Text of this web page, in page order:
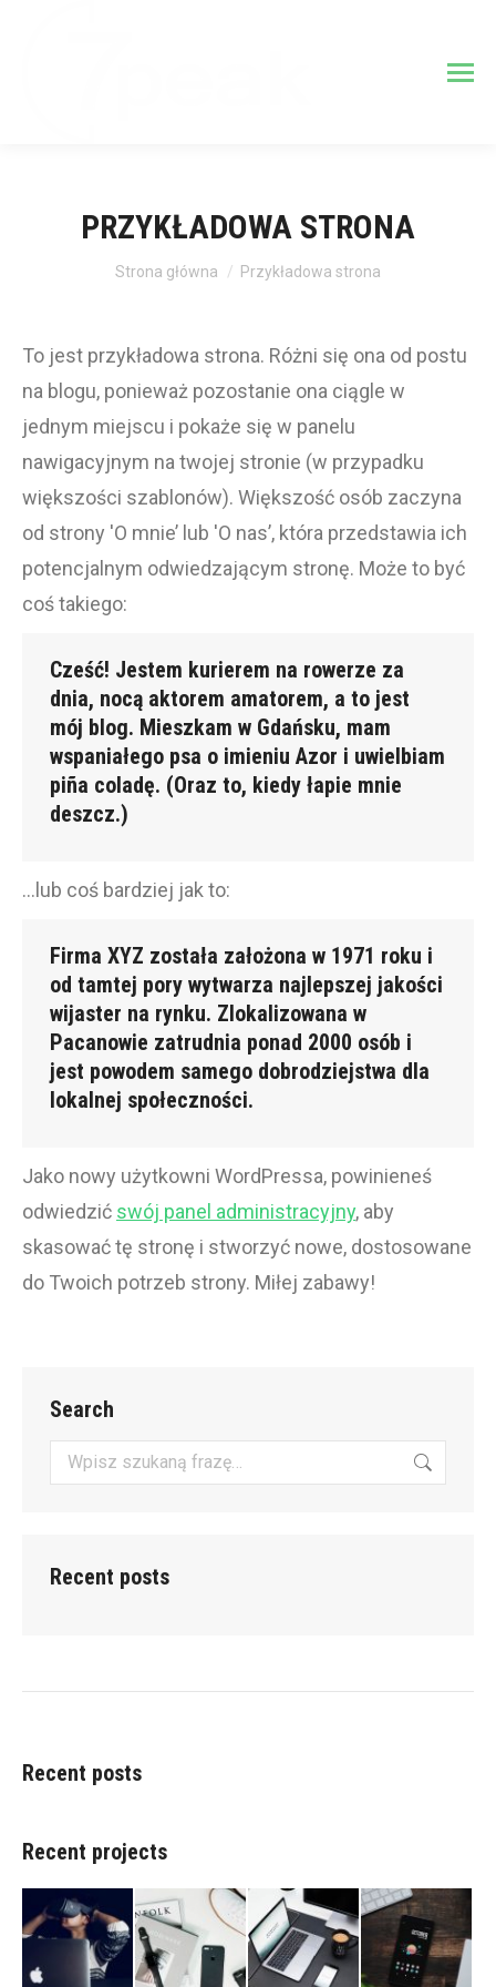
PRZYKŁADOWA STRONA
Jesteś tutaj:
Strona główna Przykładowa strona
To jest przykładowa strona. Różni się ona od postu
na blogu, ponieważ pozostanie ona ciągle w
jednym miejscu i pokaże się w panelu
nawigacyjnym na twojej stronie (w przypadku
większości szablonów). Większość osób zaczyna
od strony 'O mnie’ lub 'O nas’, która przedstawia ich
potencjalnym odwiedzającym stronę. Może to być
coś takiego:
Cześć! Jestem kurierem na rowerze za
dnia, nocą aktorem amatorem, a to jest
mój blog. Mieszkam w Gdańsku, mam
wspaniałego psa o imieniu Azor i uwielbiam
piña coladę. (Oraz to, kiedy łapie mnie
deszcz.)
…lub coś bardziej jak to:
Firma XYZ została założona w 1971 roku i
od tamtej pory wytwarza najlepszej jakości
wijaster na rynku. Zlokalizowana w
Pacanowie zatrudnia ponad 2000 osób i
jest powodem samego dobrodziejstwa dla
lokalnej społeczności.
Jako nowy użytkowni WordPressa, powinieneś
odwiedzić swój panel administracyjny, aby
skasować tę stronę i stworzyć nowe, dostosowane
do Twoich potrzeb strony. Miłej zabawy!
Search
Szukaj:
Recent posts
Recent posts
Recent projects